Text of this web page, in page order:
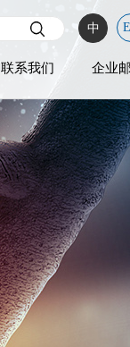
中
联系我们 企业